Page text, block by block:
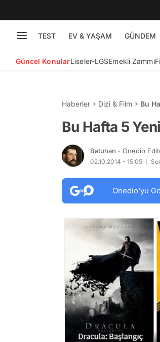
TEST EV & YAŞAM GÜNDEM
Güncel KonularLiseler-LGSEmekli Zammı
Haberler Dizi & Film Bu
Bu Hafta 5
Batuhan - Onedio
02.10.2014 - 15:05
Onedio’yu